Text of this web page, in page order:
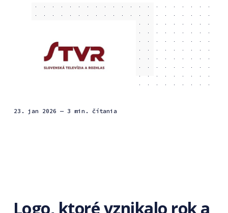
23. jan 2026 — 3 min. čítania
Logo, ktoré vznikalo rok a